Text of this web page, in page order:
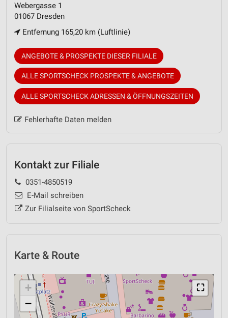
Webergasse 1
01067 Dresden
Entfernung 165,20 km (Luftlinie)
ANGEBOTE & PROSPEKTE DIESER FILIALE
ALLE SPORTSCHECK PROSPEKTE & ANGEBOTE
ALLE SPORTSCHECK ADRESSEN & ÖFFNUNGSZEITEN
Fehlerhafte Daten melden
Kontakt zur Filiale
0351-4850519
E-Mail schreiben
Zur Filialseite von SportScheck
Karte & Route
⛶
+
−